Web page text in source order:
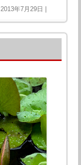
2013年7月29日